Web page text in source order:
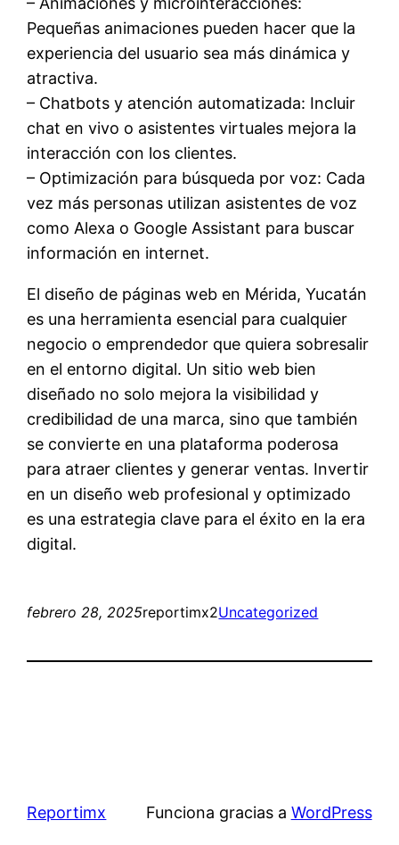
Pequeñas animaciones pueden hacer que la
experiencia del usuario sea más dinámica y
atractiva.
– Chatbots y atención automatizada: Incluir
chat en vivo o asistentes virtuales mejora la
interacción con los clientes.
– Optimización para búsqueda por voz: Cada
vez más personas utilizan asistentes de voz
como Alexa o Google Assistant para buscar
información en internet.
El diseño de páginas web en Mérida, Yucatán
es una herramienta esencial para cualquier
negocio o emprendedor que quiera sobresalir
en el entorno digital. Un sitio web bien
diseñado no solo mejora la visibilidad y
credibilidad de una marca, sino que también
se convierte en una plataforma poderosa
para atraer clientes y generar ventas. Invertir
en un diseño web profesional y optimizado
es una estrategia clave para el éxito en la era
digital.
febrero 28, 2025reportimx2Uncategorized
Reportimx Funciona gracias a WordPress